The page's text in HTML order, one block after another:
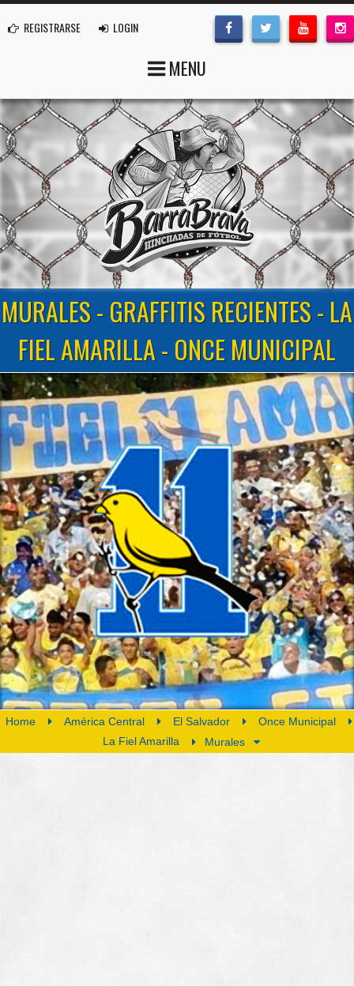
REGISTRARSE LOGIN
MENU
MURALES - GRAFFITIS RECIENTES - LA
FIEL AMARILLA - ONCE MUNICIPAL
Home América Central El Salvador
Once Municipal
La Fiel Amarilla
Murales